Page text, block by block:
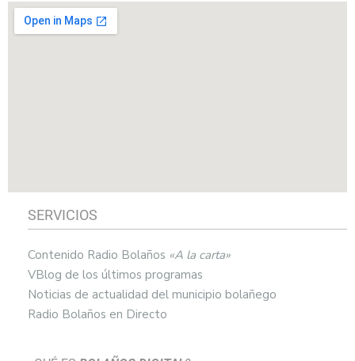
SERVICIOS
Contenido Radio Bolaños «A la carta»
VBlog de los últimos programas
Noticias de actualidad del municipio bolañego
Radio Bolaños en Directo